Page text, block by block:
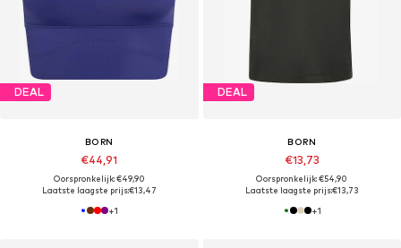
DEAL
BORN
€44,91
Oorspronkelijk: €49,90
Laatste laagste prijs:€13,47
+1
DEAL
BORN
€13,73
Oorspronkelijk: €54,90
Laatste laagste prijs:€13,73
+1